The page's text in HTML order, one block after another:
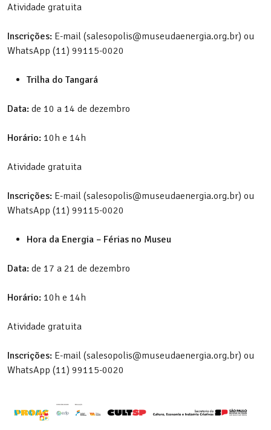
Atividade gratuita
Inscrições: E-mail (salesopolis@museudaenergia.org.br) ou
WhatsApp (11) 99115-0020
Trilha do Tangará
Data: de 10 a 14 de dezembro
Horário: 10h e 14h
Atividade gratuita
Inscrições: E-mail (salesopolis@museudaenergia.org.br) ou
WhatsApp (11) 99115-0020
Hora da Energia – Férias no Museu
Data: de 17 a 21 de dezembro
Horário: 10h e 14h
Atividade gratuita
Inscrições: E-mail (salesopolis@museudaenergia.org.br) ou
WhatsApp (11) 99115-0020